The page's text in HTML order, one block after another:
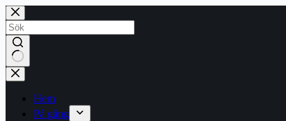
Hoppa
till
innehåll
Inga
resultat
Hem
På gång